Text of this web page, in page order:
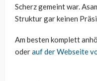
Scherz gemeint war.
Struktur gar keinen
Am besten komplett
oderauf der Webseite